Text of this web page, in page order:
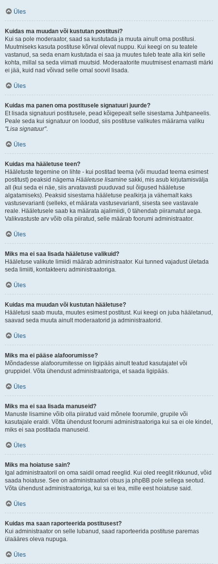
Üles
Kuidas ma muudan või kustutan postitusi?
Kui sa pole moderaator, saad sa kustutada ja muuta ainult oma postitusi.
Muutmiseks kasuta postituse kõrval olevat nuppu. Kui keegi on su teatele
vastanud, sa seda enam kustutada ei saa ja muutes tuleb teate alla kiri selle
kohta, millal sa seda viimati muutsid. Moderaatorite muutmisest enamasti märki
ei jää, kuid nad võivad selle omal soovil lisada.
Üles
Kuidas ma panen oma postitusele signatuuri juurde?
Et lisada signatuuri postitusele, pead kõigepealt selle sisestama Juhtpaneelis.
Peale seda kui signatuur on loodud, siis postituse valikutes määrama valiku
"Lisa signatuur".
Üles
Kuidas ma hääletuse teen?
Hääletuste tegemine on lihte - kui postitad teema (või muudad teema esimest
postitust) peaksid nägema Hääletuse lisamine sakki, mis asub kirjutamisvälja
all (kui seda ei näe, siis arvatavasti puuduvad sul õigused hääletuse
algatamiseks). Peaksid sisestama hääletuse pealkirja ja vähemalt kaks
vastusevarianti (selleks, et määrata vastusevarianti, sisesta see vastavale
reale. Hääletusele saab ka määrata ajalimiidi, 0 tähendab piiramatut aega.
Valikvastuste arv võib olla piiratud, selle määrab foorumi administraator.
Üles
Miks ma ei saa lisada hääletuse valikuid?
Hääletuse valikute limiidi määrab administraator. Kui tunned vajadust ületada
seda limiiti, kontakteeru administraatoriga.
Üles
Kuidas ma muudan või kustutan hääletuse?
Hääletusi saab muuta, muutes esimest postitust. Kui keegi on juba hääletanud,
saavad seda muuta ainult moderaatorid ja administraatorid.
Üles
Miks ma ei pääse alafoorumisse?
Mõndadesse alafoorumitesse on ligipääs ainult teatud kasutajatel või
gruppidel. Võta ühendust administraatoriga, et saada ligipääs.
Üles
Miks ma ei saa lisada manuseid?
Manuste lisamine võib olla piiratud vaid mõnele foorumile, grupile või
kasutajale eraldi. Võtta ühendust foorumi administraatoriga kui sa ei ole kindel,
miks ei saa postitada manuseid.
Üles
Miks ma hoiatuse sain?
Igal administraatoril on oma saidil omad reeglid. Kui oled reeglit rikkunud, võid
saada hoiatuse. See on administraatori otsus ja phpBB pole sellega seotud.
Võta ühendust administraatoriga, kui sa ei tea, mille eest hoiatuse said.
Üles
Kuidas ma saan raporteerida postitusest?
Kui administraator on selle lubanud, saad raporteerida postituse paremas
ülaääres oleva nupuga.
Üles